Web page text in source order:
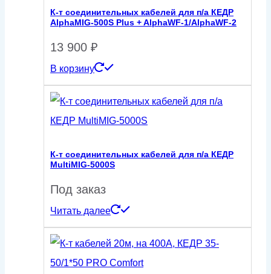
К-т соединительных кабелей для п/а КЕДР
AlphaMIG-500S Plus + AlphaWF-1/AlphaWF-2
13 900 ₽
В корзину
К-т соединительных кабелей для п/а КЕДР
MultiMIG-5000S
Под заказ
Читать далее